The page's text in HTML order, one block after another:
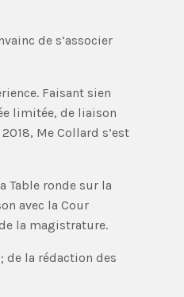
de s’associer
Faisant sien
limitée, de liaison
Me Collard s’est
Table ronde sur la
avec la Cour
la magistrature.
de la rédaction des